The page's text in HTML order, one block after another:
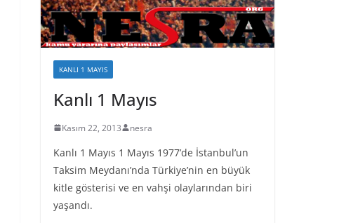
KANLI 1 MAYIS
Kanlı 1 Mayıs
Kasım 22, 2013 nesra
Kanlı 1 Mayıs 1 Mayıs 1977’de İstanbul’un
Taksim Meydanı’nda Türkiye’nin en büyük
kitle gösterisi ve en vahşi olaylarından biri
yaşandı.